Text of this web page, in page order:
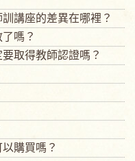
講座的差異在哪裡？
嗎？
取得教師認證嗎？
購買嗎？